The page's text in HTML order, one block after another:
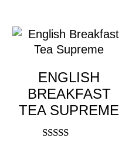
ENGLISH
BREAKFAST
TEA SUPREME